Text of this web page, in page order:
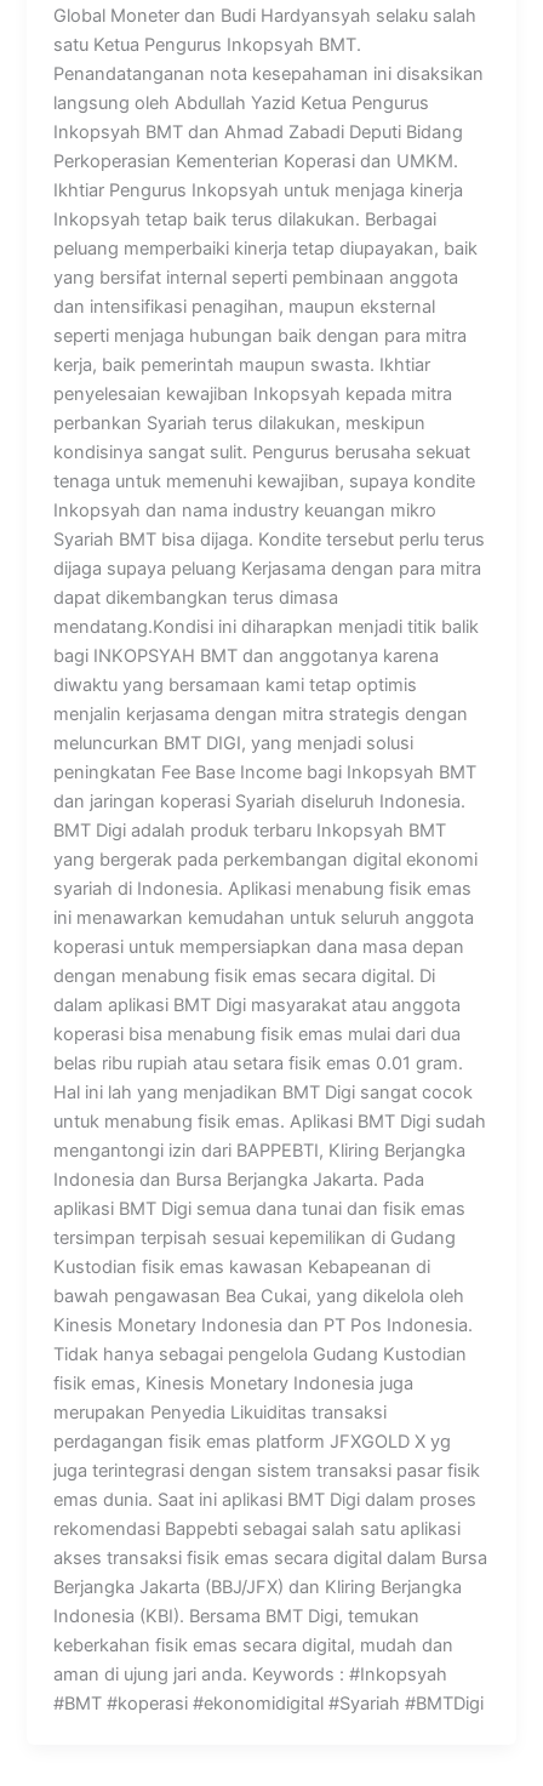
Global Moneter dan Budi Hardyansyah selaku salah
satu Ketua Pengurus Inkopsyah BMT.
Penandatanganan nota kesepahaman ini disaksikan
langsung oleh Abdullah Yazid Ketua Pengurus
Inkopsyah BMT dan Ahmad Zabadi Deputi Bidang
Perkoperasian Kementerian Koperasi dan UMKM.
Ikhtiar Pengurus Inkopsyah untuk menjaga kinerja
Inkopsyah tetap baik terus dilakukan. Berbagai
peluang memperbaiki kinerja tetap diupayakan, baik
yang bersifat internal seperti pembinaan anggota
dan intensifikasi penagihan, maupun eksternal
seperti menjaga hubungan baik dengan para mitra
kerja, baik pemerintah maupun swasta. Ikhtiar
penyelesaian kewajiban Inkopsyah kepada mitra
perbankan Syariah terus dilakukan, meskipun
kondisinya sangat sulit. Pengurus berusaha sekuat
tenaga untuk memenuhi kewajiban, supaya kondite
Inkopsyah dan nama industry keuangan mikro
Syariah BMT bisa dijaga. Kondite tersebut perlu terus
dijaga supaya peluang Kerjasama dengan para mitra
dapat dikembangkan terus dimasa
mendatang.Kondisi ini diharapkan menjadi titik balik
bagi INKOPSYAH BMT dan anggotanya karena
diwaktu yang bersamaan kami tetap optimis
menjalin kerjasama dengan mitra strategis dengan
meluncurkan BMT DIGI, yang menjadi solusi
peningkatan Fee Base Income bagi Inkopsyah BMT
dan jaringan koperasi Syariah diseluruh Indonesia.
BMT Digi adalah produk terbaru Inkopsyah BMT
yang bergerak pada perkembangan digital ekonomi
syariah di Indonesia. Aplikasi menabung fisik emas
ini menawarkan kemudahan untuk seluruh anggota
koperasi untuk mempersiapkan dana masa depan
dengan menabung fisik emas secara digital. Di
dalam aplikasi BMT Digi masyarakat atau anggota
koperasi bisa menabung fisik emas mulai dari dua
belas ribu rupiah atau setara fisik emas 0.01 gram.
Hal ini lah yang menjadikan BMT Digi sangat cocok
untuk menabung fisik emas. Aplikasi BMT Digi sudah
mengantongi izin dari BAPPEBTI, Kliring Berjangka
Indonesia dan Bursa Berjangka Jakarta. Pada
aplikasi BMT Digi semua dana tunai dan fisik emas
tersimpan terpisah sesuai kepemilikan di Gudang
Kustodian fisik emas kawasan Kebapeanan di
bawah pengawasan Bea Cukai, yang dikelola oleh
Kinesis Monetary Indonesia dan PT Pos Indonesia.
Tidak hanya sebagai pengelola Gudang Kustodian
fisik emas, Kinesis Monetary Indonesia juga
merupakan Penyedia Likuiditas transaksi
perdagangan fisik emas platform JFXGOLD X yg
juga terintegrasi dengan sistem transaksi pasar fisik
emas dunia. Saat ini aplikasi BMT Digi dalam proses
rekomendasi Bappebti sebagai salah satu aplikasi
akses transaksi fisik emas secara digital dalam Bursa
Berjangka Jakarta (BBJ/JFX) dan Kliring Berjangka
Indonesia (KBI). Bersama BMT Digi, temukan
keberkahan fisik emas secara digital, mudah dan
aman di ujung jari anda. Keywords : #Inkopsyah
#BMT #koperasi #ekonomidigital #Syariah #BMTDigi